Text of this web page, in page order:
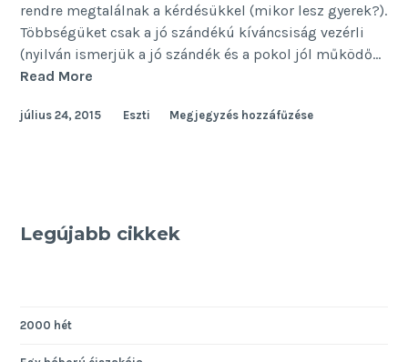
rendre megtalálnak a kérdésükkel (mikor lesz gyerek?).
Többségüket csak a jó szándékú kíváncsiság vezérli
(nyilván ismerjük a jó szándék és a pokol jól működő…
Read More
kérdések
július 24, 2015 Eszti Megjegyzés hozzáfűzése
Legújabb cikkek
2000 hét